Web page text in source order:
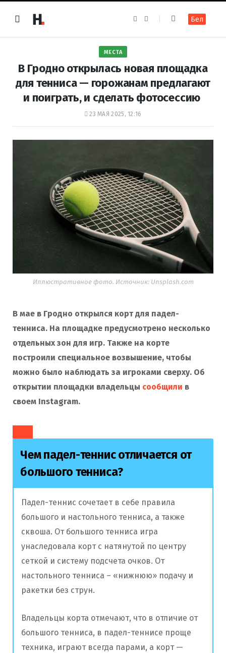
e
k
t
a
m
Бел
МЕСТА
В Гродно открылась новая площадка
для тенниса — горожанам предлагают
и поиграть, и сделать фотосессию
23 МАЯ 2025, 12:16
Иллюстративное фото. Источник: Unsplash.com
В мае в Гродно открылся корт для падел-
тенниса. На площадке предусмотрено несколько
отдельных зон для игр. Также на корте
построили специальное возвышение, чтобы
можно было наблюдать за игроками сверху. Об
открытии площадки владельцы сообщили в
своем Instagram.
Чем падел-теннис отличается от
большого тенниса?
Падел-теннис сочетает в себе правила
большого и настольного тенниса, а также
сквоша. От большого тенниса игра
унаследовала корт с натянутой по центру
сеткой и систему подсчета очков. От
настольного тенниса – «нижнюю» подачу и
ракетки без струн.
Владельцы корта отмечают, что в отличие от
большого тенниса, в падел-теннисе проще
техника, играют всегда парами, а корт —